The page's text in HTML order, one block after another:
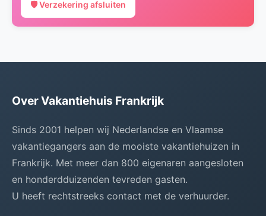
🛡️ Verzekering afsluiten
Over Vakantiehuis Frankrijk
Sinds 2001 helpen wij Nederlandse en Vlaamse
vakantiegangers aan de mooiste vakantiehuizen in
Frankrijk. Met meer dan 800 eigenaren aangesloten
en honderdduizenden tevreden gasten.
U heeft rechtstreeks contact met de verhuurder.